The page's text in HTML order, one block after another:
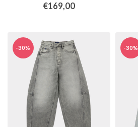
€169,00
-30% -30%